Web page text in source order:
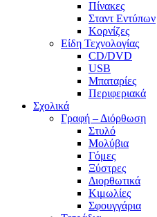
Πίνακες
Σταντ Εντύπων
Κορνίζες
Είδη Τεχνολογίας
CD/DVD
USB
Μπαταρίες
Περιφεριακά
Σχολικά
Γραφή – Διόρθωση
Στυλό
Μολύβια
Γόμες
Ξύστρες
Διορθωτικά
Κιμωλίες
Σφουγγάρια